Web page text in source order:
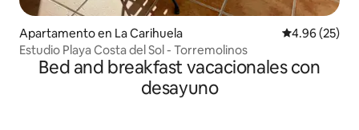
Apartamento en La Carihuela Calificación
4.96 (25)
Estudio Playa Costa del Sol - Torremolinos
Bed and breakfast vacacionales con
desayuno